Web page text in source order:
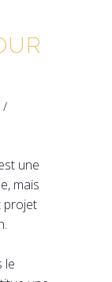
une
mais
projet
le